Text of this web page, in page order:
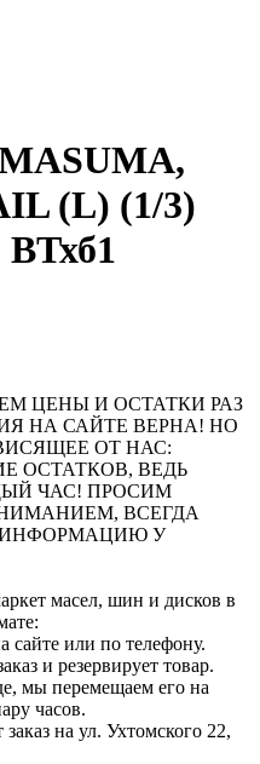
(L) (1/3)
ЦЕНЫ И ОСТАТКИ РАЗ
НА САЙТЕ ВЕРНА! НО
ОТ НАС:
ОСТАТКОВ, ВЕДЬ
ЧАС! ПРОСИМ
ВСЕГДА
ИНФОРМАЦИЮ У
масел, шин и дисков в
сайте или по телефону.
и резервирует товар.
мы перемещаем его на
часов.
на ул. Ухтомского 22,